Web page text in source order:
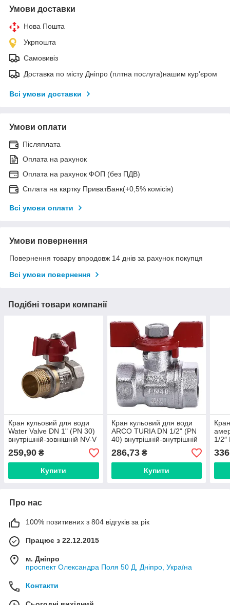
Умови доставки
Нова Пошта
Укрпошта
Самовивіз
Доставка по місту Дніпро (плтна послуга)нашим кур'єром
Всі умови доставки
Умови оплати
Післяплата
Оплата на рахунок
Оплата на рахунок ФОП (без ПДВ)
Сплата на картку ПриватБанк(+0,5% комісія)
Всі умови оплати
Умови повернення
Повернення товару впродовж 14 днів за рахунок покупця
Всі умови повернення
Подібні товари компанії
Кран кульовий для води
Water Valve DN 1" (PN 30)
внутрішній-зовнішній NV-V
Q002
259,90 ₴
Купити
Кран кульовий для води
ARCO TURIA DN 1/2" (PN
40) внутрішній-внутрішній
0120608
286,73₴
Купити
1/2″
Про нас
100% позитивних з 804 відгуків за рік
Працює з 22.12.2015
м. Дніпро
проспект Олександра Поля 50 Д, Дніпро, Україна
Контакти